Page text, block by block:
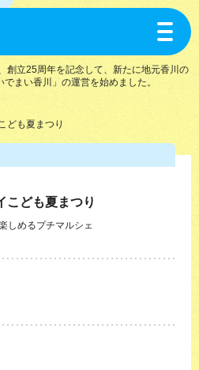
toggle
創立25周年を記念して、新たに地元香川の
まい香川」の運営を始めました。
ども夏まつり
こども夏まつり
しめるプチマルシェ